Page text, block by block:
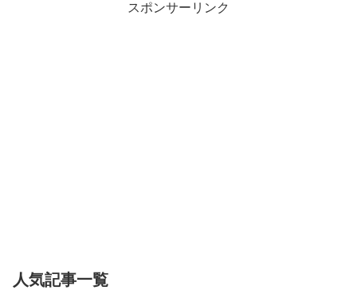
スポンサーリンク
人気記事一覧